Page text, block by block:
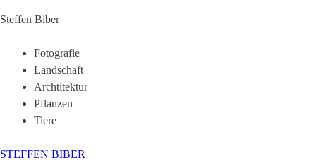
Steffen Biber
Fotografie
Landschaft
Archtitektur
Pflanzen
Tiere
STEFFEN BIBER